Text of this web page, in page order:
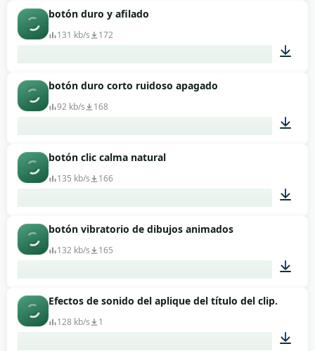
botón duro y afilado
131 kb/s 172
botón duro corto ruidoso apagado
92 kb/s 168
botón clic calma natural
135 kb/s 166
botón vibratorio de dibujos animados
132 kb/s 165
00:01
Efectos de sonido del aplique del título del clip.
128 kb/s 1